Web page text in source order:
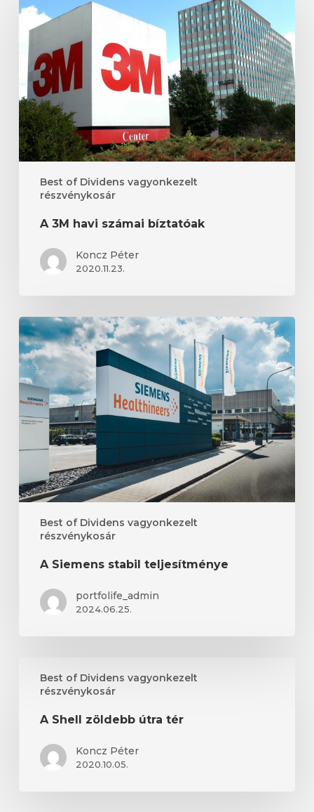
Best of Dividens vagyonkezelt
részvénykosár
havi
számai
bíztatóak
A 3M havi számai bíztatóak
Koncz Péter
2020.11.23.
Best of Dividens vagyonkezelt
részvénykosár
A
Siemens
stabil
teljesítménye
A Siemens stabil teljesítménye
portfolife_admin
2024.06.25.
Best of Dividens vagyonkezelt
részvénykosár
Shell
A Shell zöldebb útra tér
Koncz Péter
2020.10.05.